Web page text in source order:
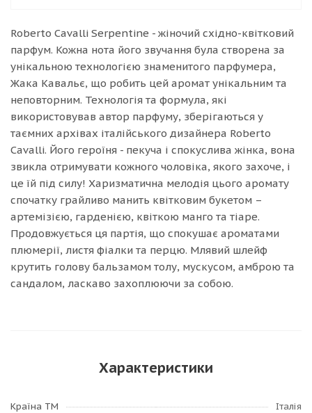
Roberto Cavalli Serpentine - жіночий східно-квітковий
парфум. Кожна нота його звучання була створена за
унікальною технологією знаменитого парфумера,
Жака Кавальє, що робить цей аромат унікальним та
неповторним. Технологія та формула, які
використовував автор парфуму, зберігаються у
таємних архівах італійського дизайнера Roberto
Cavalli. Його героїня - пекуча і спокуслива жінка, вона
звикла отримувати кожного чоловіка, якого захоче, і
це їй під силу! Харизматична мелодія цього аромату
спочатку грайливо манить квітковим букетом –
артемізією, гарденією, квіткою манго та тіаре.
Продовжується ця партія, що спокушає ароматами
плюмерії, листя фіалки та перцю. Млявий шлейф
крутить голову бальзамом толу, мускусом, амброю та
сандалом, ласкаво захоплюючи за собою.
Характеристики
Країна ТМ
Італія